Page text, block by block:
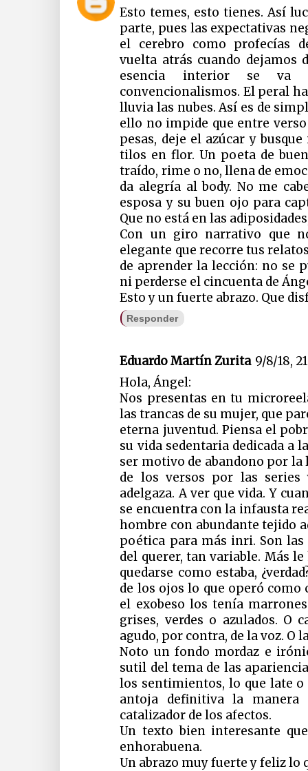
Esto temes, esto tienes. Así
parte, pues las expectativas
el cerebro como profecías
vuelta atrás cuando dejamos
esencia interior se
convencionalismos. El peral
lluvia las nubes. Así es de
ello no impide que entre
pesas, deje el azúcar y
tilos en flor. Un poeta de
traído, rime o no, llena de
da alegría al body. No me
esposa y su buen ojo para
Que no está en las
Con un giro narrativo que
elegante que recorre tus
de aprender la lección: no se
ni perderse el cincuenta de
Esto y un fuerte abrazo. Que
Responder
Eduardo Martín Zurita 9/8/18,
Hola, Ángel:
Nos presentas en tu
las trancas de su mujer, que
eterna juventud. Piensa el
su vida sedentaria dedicada a
ser motivo de abandono por
de los versos por las
adelgaza. A ver que vida. Y
se encuentra con la infausta
hombre con abundante tejido
poética para más inri. Son las
del querer, tan variable. Más
quedarse como estaba,
de los ojos lo que operó como
el exobeso los tenía
grises, verdes o azulados. O
agudo, por contra, de la voz. O
Noto un fondo mordaz e
sutil del tema de las
los sentimientos, lo que late
antoja definitiva la
catalizador de los afectos.
Un texto bien interesante
enhorabuena.
Un abrazo muy fuerte y feliz lo